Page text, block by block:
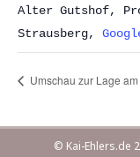
Alter Gutshof,
Strausberg,
Umschau zur Lage
© Kai-Ehlers.de